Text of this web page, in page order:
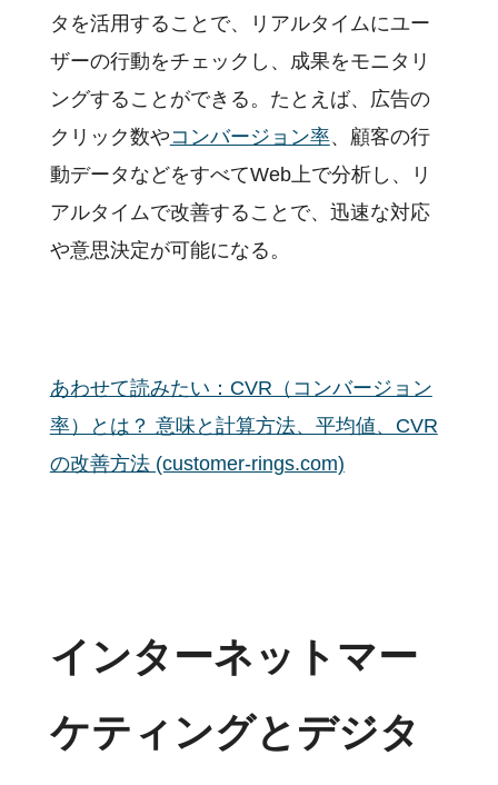
タを活用することで、リアルタイムにユー
ザーの行動をチェックし、成果をモニタリ
ングすることができる。たとえば、広告の
クリック数やコンバージョン率、顧客の行
動データなどをすべてWeb上で分析し、リ
アルタイムで改善することで、迅速な対応
や意思決定が可能になる。
あわせて読みたい：CVR（コンバージョン
率）とは？ 意味と計算方法、平均値、CVR
の改善方法 (customer-rings.com)
インターネットマー
ケティングとデジタ